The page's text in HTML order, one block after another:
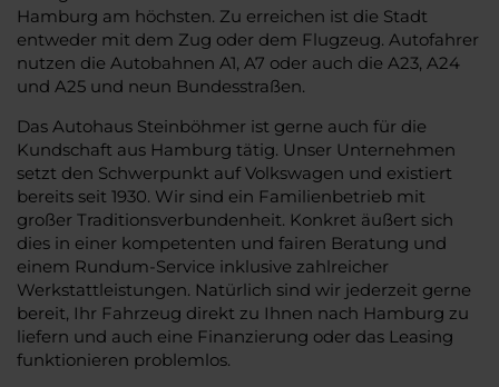
Hamburg am höchsten. Zu erreichen ist die Stadt
entweder mit dem Zug oder dem Flugzeug. Autofahrer
nutzen die Autobahnen A1, A7 oder auch die A23, A24
und A25 und neun Bundesstraßen.
Das Autohaus Steinböhmer ist gerne auch für die
Kundschaft aus Hamburg tätig. Unser Unternehmen
setzt den Schwerpunkt auf Volkswagen und existiert
bereits seit 1930. Wir sind ein Familienbetrieb mit
großer Traditionsverbundenheit. Konkret äußert sich
dies in einer kompetenten und fairen Beratung und
einem Rundum-Service inklusive zahlreicher
Werkstattleistungen. Natürlich sind wir jederzeit gerne
bereit, Ihr Fahrzeug direkt zu Ihnen nach Hamburg zu
liefern und auch eine Finanzierung oder das Leasing
funktionieren problemlos.